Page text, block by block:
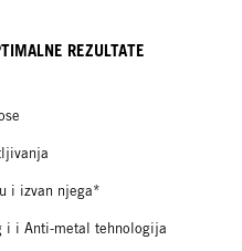
REZULTATE
i izvan njega*
i i Anti-metal tehnologija